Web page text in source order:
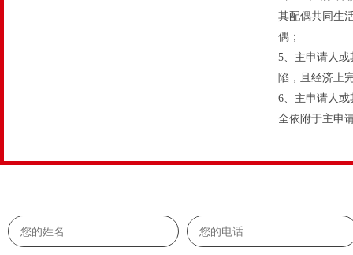
其配偶共同生
偶；
5、主申请人
陷，且经济上
6、主申请人
全依附于主申